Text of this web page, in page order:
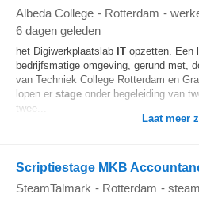
Albeda College - Rotterdam -
6 dagen geleden
het Digiwerkplaatslab IT opzetten. Een
bedrijfsmatige omgeving, gerund met,
van Techniek College Rotterdam en
lopen er stage onder begeleiding van
twee...
Laat meer
Scriptiestage MKB
SteamTalmark - Rotterdam -